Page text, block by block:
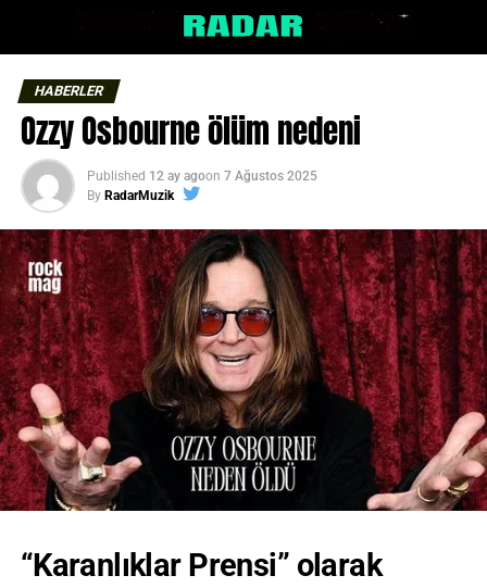
HABERLER
Ozzy Osbourne ölüm nedeni
Published 12 ay agoon 7 Ağustos 2025
By RadarMuzik
“Karanlıklar Prensi” olarak